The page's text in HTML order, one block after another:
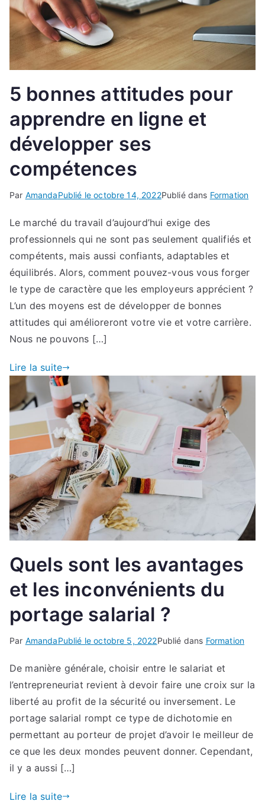
5 bonnes attitudes pour
apprendre en ligne et
développer ses
compétences
Par AmandaPublié leoctobre 14, 2022Publié dans Formation
Le marché du travail d’aujourd’hui exige des
professionnels qui ne sont pas seulement qualifiés et
compétents, mais aussi confiants, adaptables et
équilibrés. Alors, comment pouvez-vous vous forger
le type de caractère que les employeurs apprécient ?
L’un des moyens est de développer de bonnes
attitudes qui amélioreront votre vie et votre carrière.
Nous ne pouvons […]
Lire la suite
Quels sont les avantages
et les inconvénients du
portage salarial ?
Par AmandaPublié leoctobre 5, 2022Publié dans Formation
De manière générale, choisir entre le salariat et
l’entrepreneuriat revient à devoir faire une croix sur la
liberté au profit de la sécurité ou inversement. Le
portage salarial rompt ce type de dichotomie en
permettant au porteur de projet d’avoir le meilleur de
ce que les deux mondes peuvent donner. Cependant,
il y a aussi […]
Lire la suite